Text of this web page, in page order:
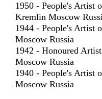
1950 - People's Artist
Kremlin Moscow
1944 - People's Artist
Moscow Russia
1942 - Honoured
Moscow Russia
1940 - People's Artist
Moscow Russia